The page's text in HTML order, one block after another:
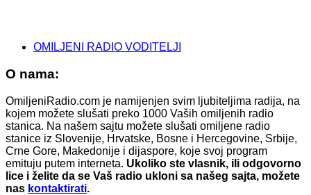
OMILJENI RADIO VODITELJI
O nama:
OmiljeniRadio.com je namijenjen svim ljubiteljima radija, na
kojem možete slušati preko 1000 Vaših omiljenih radio
stanica. Na našem sajtu možete slušati omiljene radio
stanice iz Slovenije, Hrvatske, Bosne i Hercegovine, Srbije,
Crne Gore, Makedonije i dijaspore, koje svoj program
emituju putem interneta. Ukoliko ste vlasnik, ili odgovorno
lice i želite da se Vaš radio ukloni sa našeg sajta, možete
nas kontaktirati.